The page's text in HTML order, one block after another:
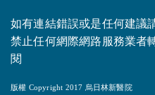
如有連結錯誤或是任何建議
禁止任何網際網路服務業者
閱
版權 Copyright 2017 烏日林新醫院